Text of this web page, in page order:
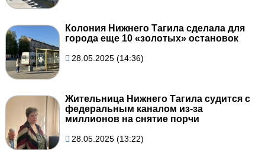
Колония Нижнего Тагила сделала для
города еще 10 «золотых» остановок
28.05.2025 (14:36)
Жительница Нижнего Тагила судится с
федеральным каналом из-за
миллионов на снятие порчи
28.05.2025 (13:22)